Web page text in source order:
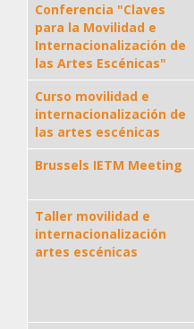
Conferencia "Claves
para la Movilidad e
Internacionalización de
las Artes Escénicas"
Curso movilidad e
internacionalización de
las artes escénicas
Brussels IETM Meeting
Taller movilidad e
internacionalización
artes escénicas